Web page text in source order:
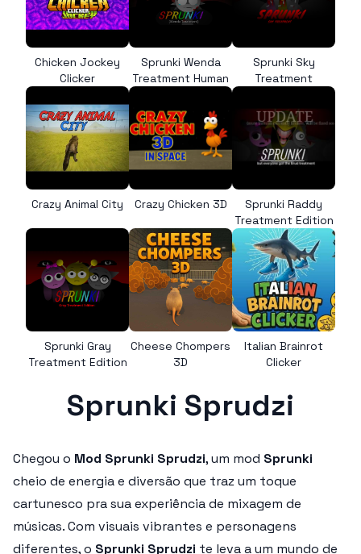
Chicken Jockey
Clicker
Sprunki Wenda
Treatment Human
Sprunki Sky
Treatment
Crazy Animal City Crazy Chicken 3D
Sprunki Raddy
Treatment Edition
Sprunki Gray
Treatment Edition
Cheese Chompers
3D
Italian Brainrot
Clicker
Sprunki Sprudzi
Chegou o Mod Sprunki Sprudzi, um mod Sprunki
cheio de energia e diversão que traz um toque
cartunesco pra sua experiência de mixagem de
músicas. Com visuais vibrantes e personagens
diferentes, o Sprunki Sprudzi te leva a um mundo de